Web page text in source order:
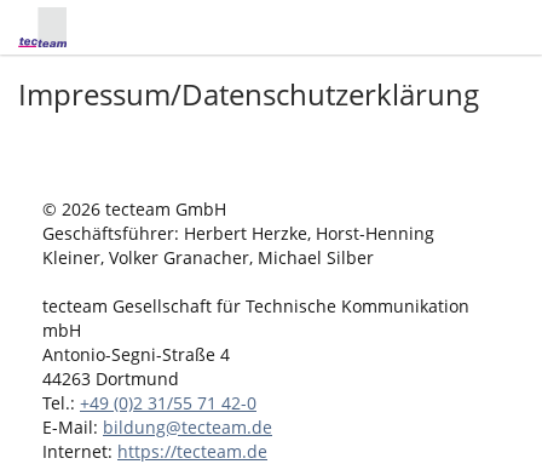
Impressum/Datenschutzerklärung
© 2026 tecteam GmbH
Geschäftsführer: Herbert Herzke, Horst-Henning
Kleiner, Volker Granacher, Michael Silber
tecteam Gesellschaft für Technische Kommunikation
mbH
Antonio-Segni-Straße 4
44263 Dortmund
Tel.: +49 (0)2 31/55 71 42-0
E-Mail: bildung@tecteam.de
Internet: https://tecteam.de